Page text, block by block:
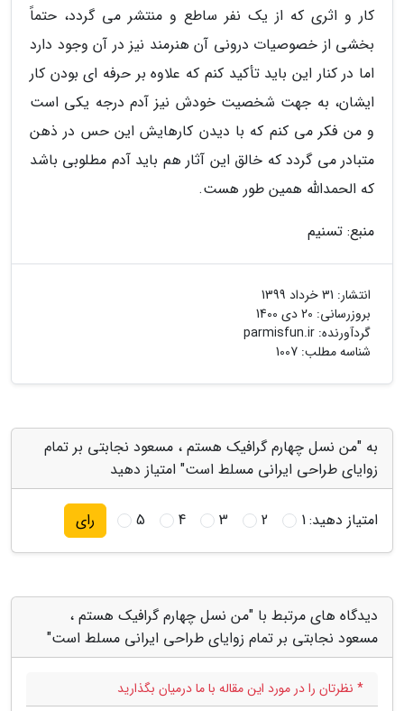
کار و اثری که از یک نفر ساطع و منتشر می گردد، حتماً
بخشی از خصوصیات درونی آن هنرمند نیز در آن وجود دارد
اما در کنار این باید تأکید کنم که علاوه بر حرفه ای بودن کار
ایشان، به جهت شخصیت خودش نیز آدم درجه یکی است
و من فکر می کنم که با دیدن کارهایش این حس در ذهن
متبادر می گردد که خالق این آثار هم باید آدم مطلوبی باشد
که الحمدالله همین طور هست.
منبع: تسنیم
انتشار: 31 خرداد 1399
بروزرسانی: 20 دی 1400
گردآورنده: parmisfun.ir
شناسه مطلب: 1007
به "من نسل چهارم گرافیک هستم ، مسعود نجابتی بر تمام
زوایای طراحی ایرانی مسلط است" امتیاز دهید
امتیاز دهید:1
2
3
4
5 رای
دیدگاه های مرتبط با "من نسل چهارم گرافیک هستم ،
مسعود نجابتی بر تمام زوایای طراحی ایرانی مسلط است"
* نظرتان را در مورد این مقاله با ما درمیان بگذارید